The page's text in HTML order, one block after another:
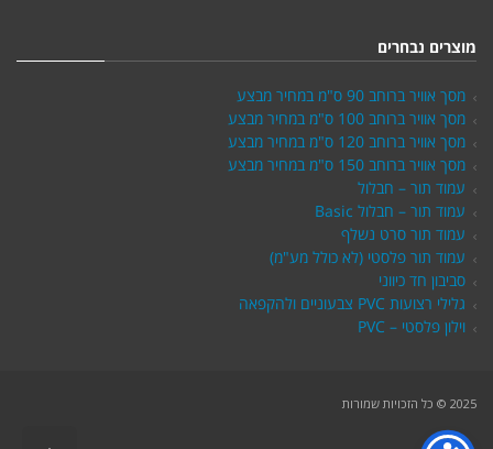
מוצרים נבחרים
מסך אוויר ברוחב 90 ס"מ במחיר מבצע
מסך אוויר ברוחב 100 ס"מ במחיר מבצע
מסך אוויר ברוחב 120 ס"מ במחיר מבצע
מסך אוויר ברוחב 150 ס"מ במחיר מבצע
עמוד תור – חבלול
עמוד תור – חבלול Basic
עמוד תור סרט נשלף
עמוד תור פלסטי (לא כולל מע"מ)
סביבון חד כיווני
גלילי רצועות PVC צבעוניים ולהקפאה
וילון פלסטי – PVC
2025 © כל הזכויות שמורות